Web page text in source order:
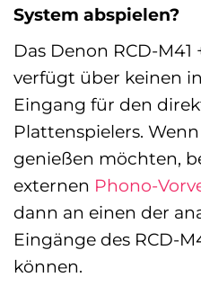
System abspielen?
Das Denon RCD-M41
verfügt über keinen
Eingang für den
Plattenspielers.
genießen möchten,
externen Phono-
dann an einen der
Eingänge des RCD-
können.